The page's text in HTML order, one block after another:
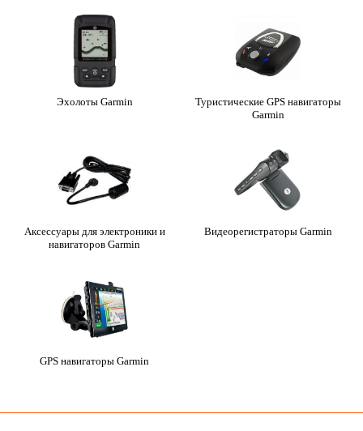
Эхолоты Garmin
Туристические GPS навигаторы
Garmin
Аксессуары для электроники и
навигаторов Garmin
Видеорегистраторы Garmin
GPS навигаторы Garmin